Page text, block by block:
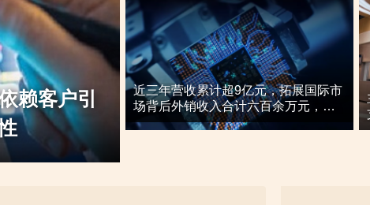
力引重点关
定位之监管“不
“闯关”两年却撤材
关注，市场环境突
近三年营收累计超9亿元，拓展国际市
场背后外销收入合计六百余万元，辅
导期间参与高校牵头的重点研发项